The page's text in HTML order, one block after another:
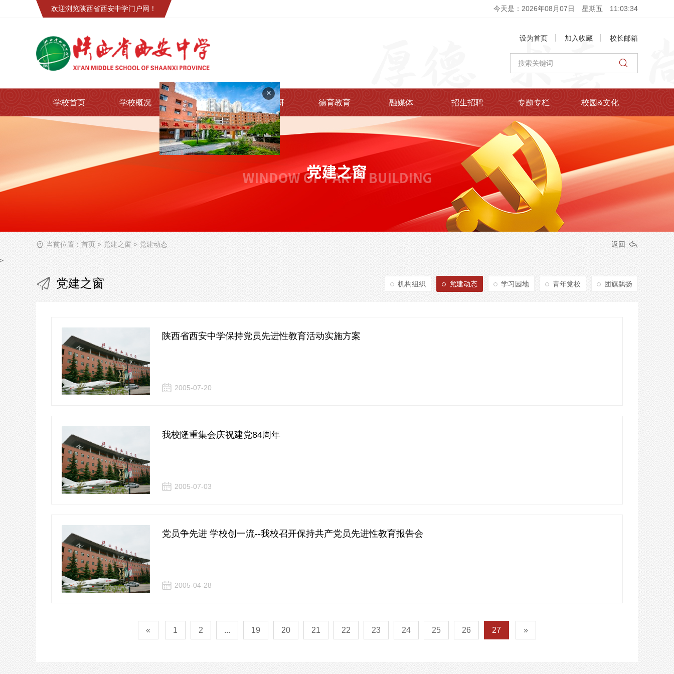
欢迎浏览陕西省西安中学门户网！ 今天是：2026年08月07日 星期五 11 :03:34
设为首页 加入收藏 校长邮箱
学校首页 学校概况 党建之窗 教学教研 德育教育 融媒体 招生招聘 专题专栏 校园&文化
当前位置： 首页 > 党建之窗 > 党建动态 返回
>
党建之窗 机构组织 党建动态 学习园地 青年党校 团旗飘扬
陕西省西安中学保持党员先进性教育活动实施方案
2005-07-20
我校隆重集会庆祝建党84周年
2005-07-03
党员争先进 学校创一流--我校召开保持共产党员先进性教育报告会
2005-04-28
« 1 2 ... 19 20 21 22 23 24 25 26 27 »
+